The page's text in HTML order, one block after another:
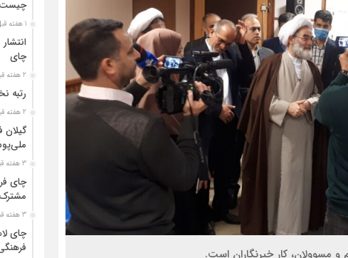
و مسوولان، کار خبرنگاران است.
1 هفته قبل
چای
2 هفته قبل
رتبه
2 هفته قبل
3 هفته قبل
چای
3 هفته قبل
چای